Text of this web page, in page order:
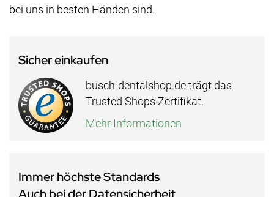
bei uns in besten Händen sind.
Sicher einkaufen
busch-dentalshop.de trägt das
Trusted Shops Zertifikat.
Mehr Informationen
Immer höchste Standards